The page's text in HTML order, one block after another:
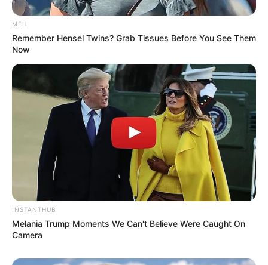
8 Kata Lucu Seputar Malam
Minggu ala Jomblo yang Bikin
Ngenes
10 Desain Kanopi Tempat
Kamar Raja
MFH
Remember Hensel Twins? Grab Tissues Before You See Them
Now
INSTANTHUB
Melania Trump Moments We Can't Believe Were Caught On
Camera